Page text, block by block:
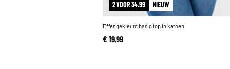
2 VOOR 34.99 NIEUW
Effen gekleurd basic top in katoen
€ 19,99